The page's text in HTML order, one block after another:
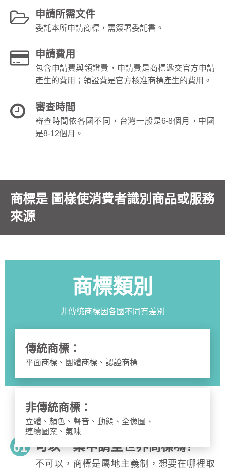
申請所需文件
委託本所申請商標，需簽署委託書。
申請費用
包含申請費與領證費，申請費是商標遞交官方申請
產生的費用；領證費是官方核准商標產生的費用。
審查時間
審查時間依各國不同，台灣一般是6-8個月，中國
是8-12個月。
商標是 圖樣使消費者識別商品或服務
來源
01 可以一案申請全世界商標嗎?
不可以，商標是屬地主義制，想要在哪裡取
商標類別
非傳統商標因各國不同有差別
傳統商標：
平面商標、團體商標、認證商標
非傳統商標：
立體、顏色、聲音、動態、全像圖、
連續圖案、氣味